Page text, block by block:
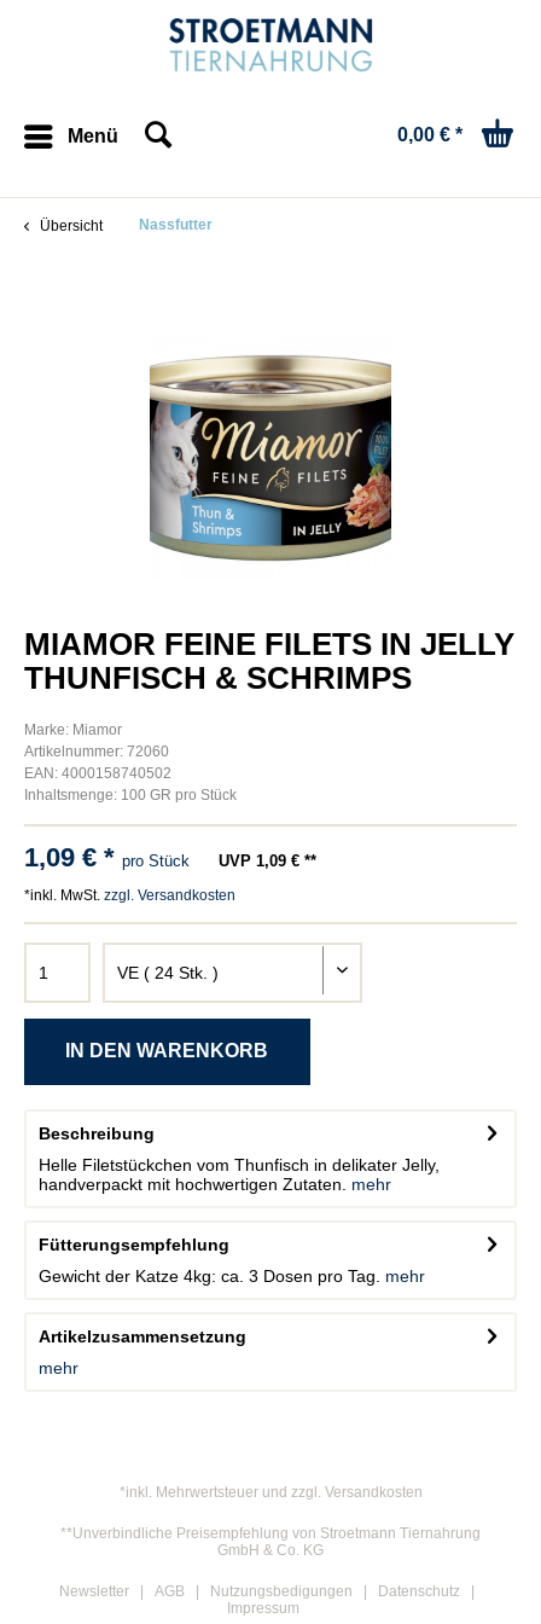
Menü 0,00 € *
Übersicht Nassfutter
MIAMOR FEINE FILETS IN JELLY
THUNFISCH & SCHRIMPS
Marke: Miamor
Artikelnummer: 72060
EAN: 4000158740502
Inhaltsmenge: 100 GR pro Stück
1,09 € * pro Stück UVP 1,09 € **
*inkl. MwSt. zzgl. Versandkosten
Beschreibung
Helle Filetstückchen vom Thunfisch in delikater Jelly,
handverpackt mit hochwertigen Zutaten.
mehr
Fütterungsempfehlung
Gewicht der Katze 4kg: ca. 3 Dosen pro Tag.
mehr
Artikelzusammensetzung
mehr
*inkl. Mehrwertsteuer und zzgl. Versandkosten
**Unverbindliche Preisempfehlung von Stroetmann Tiernahrung
GmbH & Co. KG
Newsletter AGB Nutzungsbedigungen
Datenschutz
Impressum